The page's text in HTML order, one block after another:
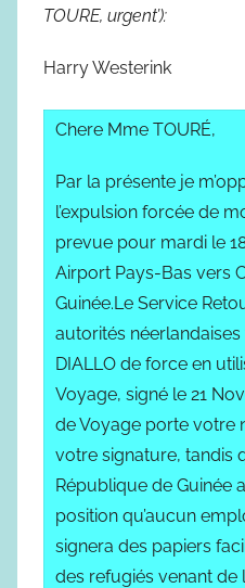
TOURE, urgent’):
Harry Westerink
Chere Mme TOURÉ,
Par la présente je
l’expulsion forcée de
prevue pour mardi le
Airport Pays-Bas vers
Guinée.Le Service
autorités néerlandaises
DIALLO de force en
Voyage, signé le 21
de Voyage porte votre
votre signature, tandis
République de Guinée
position qu’aucun
signera des papiers
des refugiés venant de